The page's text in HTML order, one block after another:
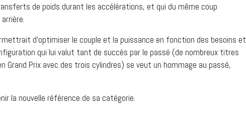
de poids durant les accélérations, et qui du même coup
d’optimiser le couple et la puissance en fonction des besoins et
qui lui valut tant de succès par le passé (de nombreux titres
Grand Prix avec des trois cylindres) se veut un hommage au passé,
la nouvelle référence de sa catégorie.